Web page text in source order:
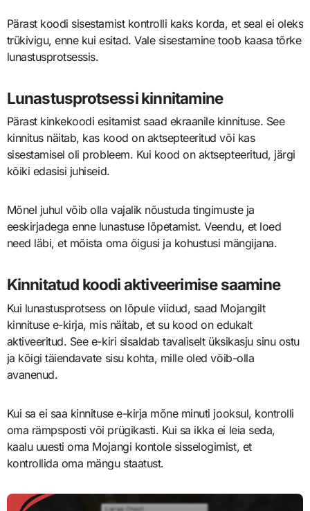
Pärast koodi sisestamist kontrolli kaks korda, et seal ei oleks
trükivigu, enne kui esitad. Vale sisestamine toob kaasa tõrke
lunastusprotsessis.
Lunastusprotsessi kinnitamine
Pärast kinkekoodi esitamist saad ekraanile kinnituse. See
kinnitus näitab, kas kood on aktsepteeritud või kas
sisestamisel oli probleem. Kui kood on aktsepteeritud, järgi
kõiki edasisi juhiseid.
Mõnel juhul võib olla vajalik nõustuda tingimuste ja
eeskirjadega enne lunastuse lõpetamist. Veendu, et loed
need läbi, et mõista oma õigusi ja kohustusi mängijana.
Kinnitatud koodi aktiveerimise saamine
Kui lunastusprotsess on lõpule viidud, saad Mojangilt
kinnituse e-kirja, mis näitab, et su kood on edukalt
aktiveeritud. See e-kiri sisaldab tavaliselt üksikasju sinu ostu
ja kõigi täiendavate sisu kohta, mille oled võib-olla
avanenud.
Kui sa ei saa kinnituse e-kirja mõne minuti jooksul, kontrolli
oma rämpsposti või prügikasti. Kui sa ikka ei leia seda,
kaalu uuesti oma Mojangi kontole sisselogimist, et
kontrollida oma mängu staatust.